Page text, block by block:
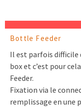
Bottle Feeder
Il est parfois difficile
box et c’est pour
Feeder.
Fixation via le
remplissage en une